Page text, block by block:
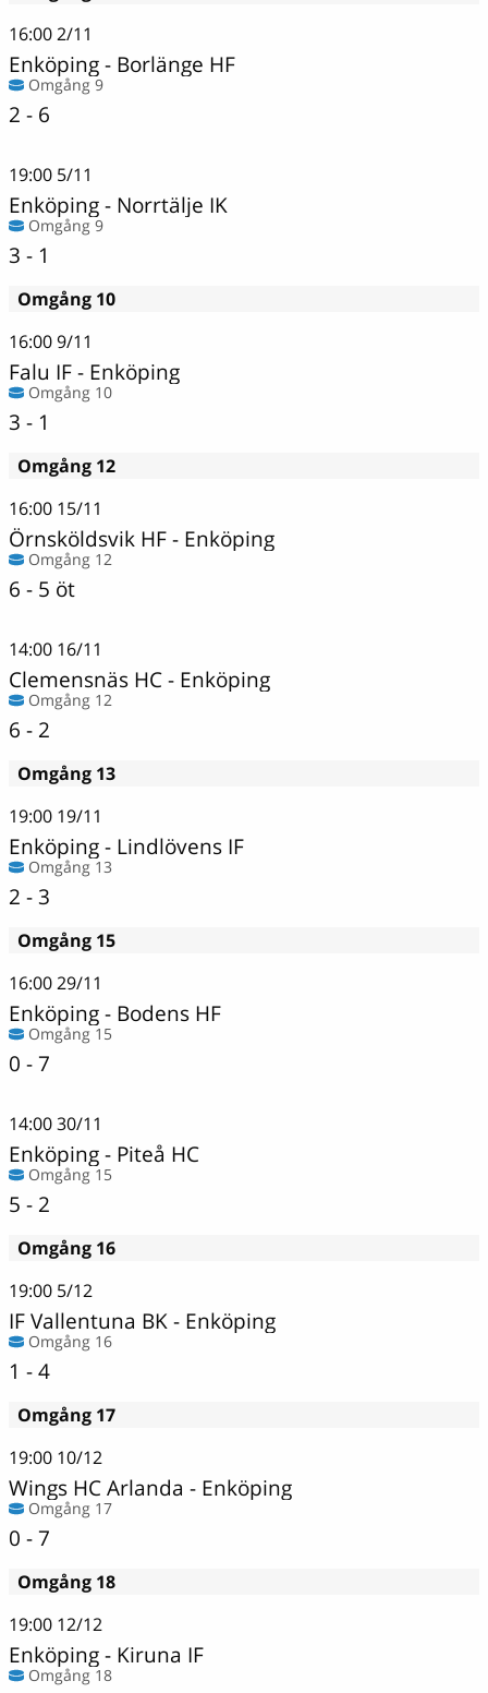
16:002/11
Enköping- Borlänge HF
Omgång 9
2 - 6
19:00 5/11
Enköping- Norrtälje IK
Omgång 9
3 - 1
Omgång 10
16:009/11
Falu IF- Enköping
Omgång 10
3 - 1
Omgång 12
16:00 15/11
Örnsköldsvik HF- Enköping
Omgång 12
6 - 5 öt
14:00 16/11
Clemensnäs HC- Enköping
Omgång 12
6 - 2
Omgång 13
19:00 19/11
Enköping- Lindlövens IF
Omgång 13
2 - 3
Omgång 15
16:0029/11
Enköping- Bodens HF
Omgång 15
0 - 7
14:0030/11
Enköping- Piteå HC
Omgång 15
5 - 2
Omgång 16
19:00 5/12
IF Vallentuna BK- Enköping
Omgång 16
1 - 4
Omgång 17
19:00 10/12
Wings HC Arlanda - Enköping
Omgång 17
0 - 7
Omgång 18
19:00 12/12
Enköping- Kiruna IF
Omgång 18